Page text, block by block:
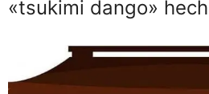
«tsukimi dango»